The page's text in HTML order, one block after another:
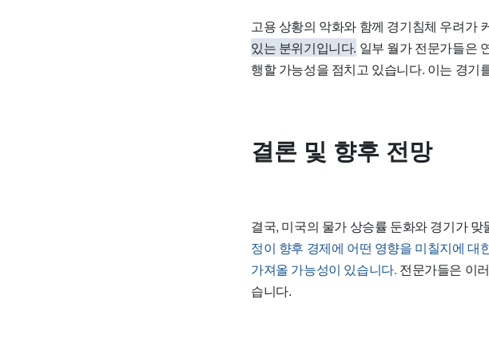
고용 상황의 악화와 함께 경기침체 우려가
있는 분위기입니다. 일부 월가 전문가들은
행할 가능성을 점치고 있습니다. 이는 경
결론 및 향후 전망
결국, 미국의 물가 상승률 둔화와 경기가
정이 향후 경제에 어떤 영향을 미칠지에
가져올 가능성이 있습니다. 전문가들은 이
습니다.